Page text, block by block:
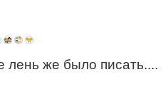
лень же было писать....